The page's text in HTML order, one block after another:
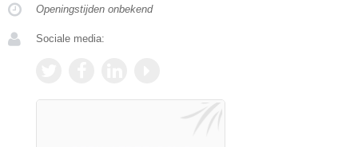
Openingstijden onbekend
Sociale media: